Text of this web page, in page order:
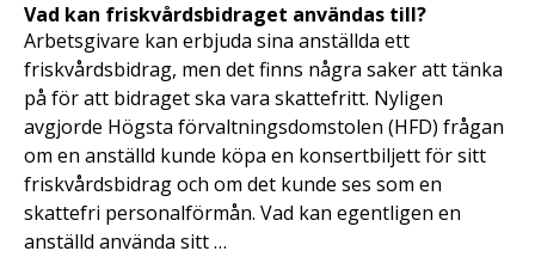
Vad kan friskvårdsbidraget användas till?
Arbetsgivare kan erbjuda sina anställda ett
friskvårdsbidrag, men det finns några saker att tänka
på för att bidraget ska vara skattefritt. Nyligen
avgjorde Högsta förvaltningsdomstolen (HFD) frågan
om en anställd kunde köpa en konsertbiljett för sitt
friskvårdsbidrag och om det kunde ses som en
skattefri personalförmån. Vad kan egentligen en
anställd använda sitt …